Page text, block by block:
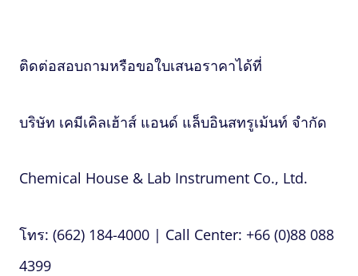
ติดต่อสอบถามหรือขอใบเสนอราคาได้ที่
บริษัท เคมีเคิลเฮ้าส์ แอนด์ แล็บอินสทรูเม้นท์ จำกัด
Chemical House & Lab Instrument Co., Ltd.
โทร: (662) 184-4000 | Call Center: +66 (0)88 088
4399